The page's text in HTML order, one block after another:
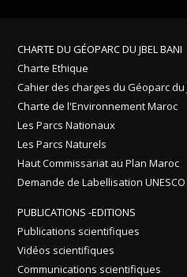
CHARTE DU GÉOPARC DU JBEL BANI
Charte Ethique
Cahier des charges du Géoparc du
Charte de l'Environnement Maroc
Les Parcs Nationaux
Les Parcs Naturels
Haut Commissariat au Plan Maroc
Demande de Labellisation UNESCO
PUBLICATIONS -EDITIONS
Publications scientifiques
Vidéos scientifiques
Communications scientifiques